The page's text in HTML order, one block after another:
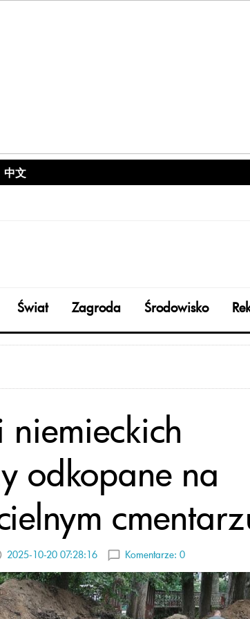
中文
Świat Zagroda Środowisko
niemieckich
odkopane na
2025-10-20 07:28:16 Komentarze: 0